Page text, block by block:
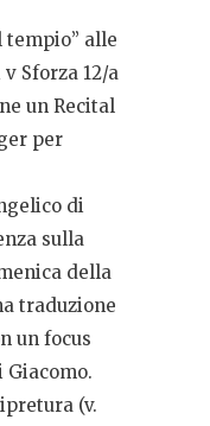
tempio” alle
Sforza 12/a
un Recital
per
di
sulla
della
traduzione
un focus
Giacomo.
(v.